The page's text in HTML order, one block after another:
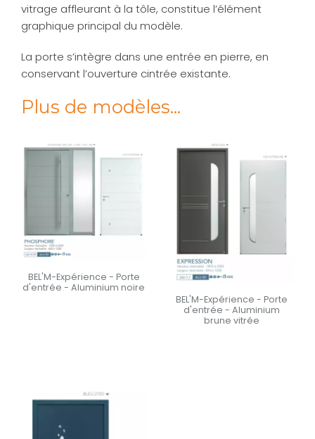
vitrage affleurant à la tôle, constitue l’élément
graphique principal du modèle.
La porte s’intègre dans une entrée en pierre, en
conservant l’ouverture cintrée existante.
Plus de modèles...
BEL'M-Expérience - Porte
d'entrée - Aluminium noire
BEL'M-Expérience - Porte
d'entrée - Aluminium
brune vitrée